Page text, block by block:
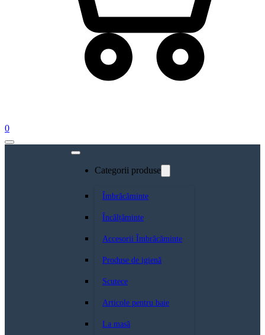
0
Categorii produse
Îmbrăcăminte
Încălțăminte
Accesorii Îmbrăcăminte
Produse de igienă
Scutece
Articole pentru baie
La masă